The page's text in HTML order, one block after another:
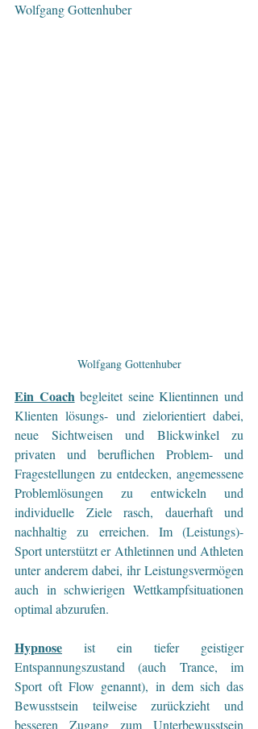
Wolfgang Gottenhuber
Wolfgang Gottenhuber
Ein Coach begleitet seine Klientinnen und
Klienten lösungs- und zielorientiert dabei,
neue Sichtweisen und Blickwinkel zu
privaten und beruflichen Problem- und
Fragestellungen zu entdecken, angemessene
Problemlösungen zu entwickeln und
individuelle Ziele rasch, dauerhaft und
nachhaltig zu erreichen. Im (Leistungs)-
Sport unterstützt er Athletinnen und Athleten
unter anderem dabei, ihr Leistungsvermögen
auch in schwierigen Wettkampfsituationen
optimal abzurufen.
Hypnose ist ein tiefer geistiger
Entspannungszustand (auch Trance, im
Sport oft Flow genannt), in dem sich das
Bewusstsein teilweise zurückzieht und
besseren Zugang zum Unterbewusstsein